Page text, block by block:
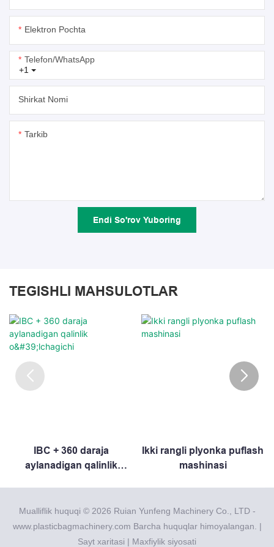
Elektron Pochta
+1
Telefon/whatsApp
Shirkat Nomi
Tarkib
Endi So'rov Yuboring
TEGISHLI MAHSULOTLAR
IBC + 360 daraja
aylanadigan qalinlik
Ikki rangli plyonka puflash
mashinasi
Mualliflik huquqi © 2026 Ruian Yunfeng Machinery Co., LTD -
www.plasticbagmachinery.com Barcha huquqlar himoyalangan. |
Sayt xaritasi | Maxfiylik siyosati